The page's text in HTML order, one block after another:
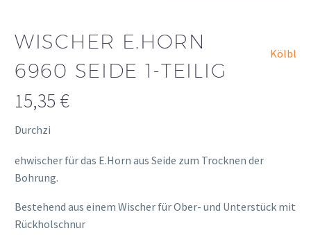
WISCHER E.HORN
6960 SEIDE 1-TEILIG
Kölbl
15,35 €
Durchzi
osteopathe-nyon-cabinet-monney
ehwischer für das E.Horn aus Seide zum Trocknen der
Bohrung.
Bestehend aus einem Wischer für Ober- und Unterstück mit
Rückholschnur